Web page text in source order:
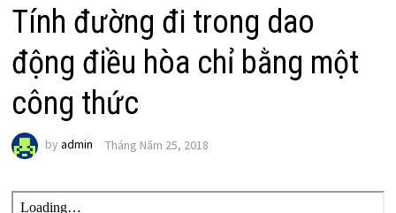
Tính đường đi trong dao
động điều hòa chỉ bằng một
công thức
by admin Tháng Năm 25, 2018